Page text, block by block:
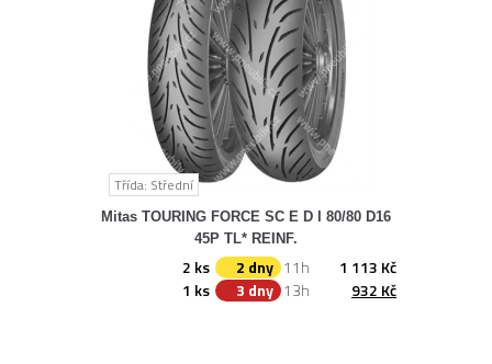
Třída: Střední
Mitas TOURING FORCE SC E D I 80/80 D16
45P TL* REINF.
1 113 Kč
11h
2 dny
2 ks
932 Kč
13h
3 dny
1 ks